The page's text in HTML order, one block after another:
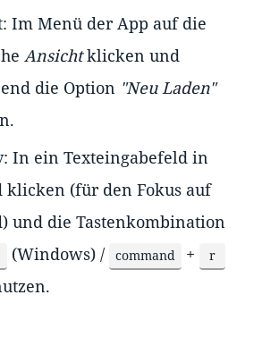
Im Menü der App auf die
Ansichtklicken und
die Option "Neu Laden"
In ein Texteingabefeld in
klicken (für den Fokus auf
und die Tastenkombination
(Windows) / command + r